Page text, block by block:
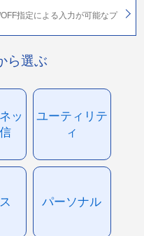
指定による入力が可能なプ
ら選ぶ
ッ
ユーティリテ
ィ
パーソナル